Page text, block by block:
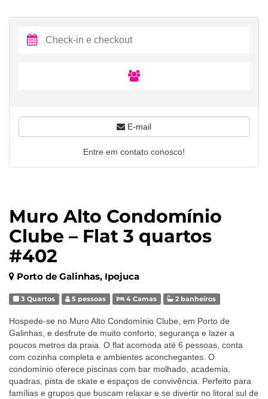
Muro Alto Condomínio
Clube – Flat 3 quartos
#402
Porto de Galinhas, Ipojuca
3 Quartos 5 pessoas 4 Camas 2 banheiros
Hospede-se no Muro Alto Condomínio Clube, em Porto de
Galinhas, e desfrute de muito conforto, segurança e lazer a
poucos metros da praia. O flat acomoda até 6 pessoas, conta
com cozinha completa e ambientes aconchegantes. O
condomínio oferece piscinas com bar molhado, academia,
quadras, pista de skate e espaços de convivência. Perfeito para
famílias e grupos que buscam relaxar e se divertir no litoral sul de
E-mail
Entre em contato conosco!